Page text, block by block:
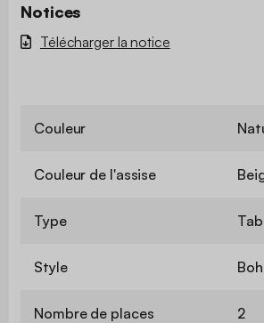
Notices
Télécharger la notice
Couleur
Couleur de l'assise
Type
Style
Nombre de places 2